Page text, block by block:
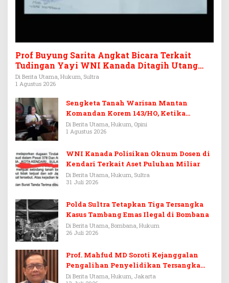
Prof Buyung Sarita Angkat Bicara Terkait
Tudingan Yayi WNI Kanada Ditagih Utang
Rp3,6 Miliar
Di Berita Utama, Hukum, Sultra
1 Agustus 2026
Sengketa Tanah Warisan Mantan
Komandan Korem 143/HO, Ketika
Warisan Menjadi Arena Pemerasan
Di Berita Utama, Hukum, Opini
1 Agustus 2026
WNI Kanada Polisikan Oknum Dosen di
Kendari Terkait Aset Puluhan Miliar
Di Berita Utama, Hukum, Sultra
31 Juli 2026
Polda Sultra Tetapkan Tiga Tersangka
Kasus Tambang Emas Ilegal di Bombana
Di Berita Utama, Bombana, Hukum
26 Juli 2026
Prof. Mahfud MD Soroti Kejanggalan
Pengalihan Penyelidikan Tersangka
Febrie Adriansyah
Di Berita Utama, Hukum, Jakarta